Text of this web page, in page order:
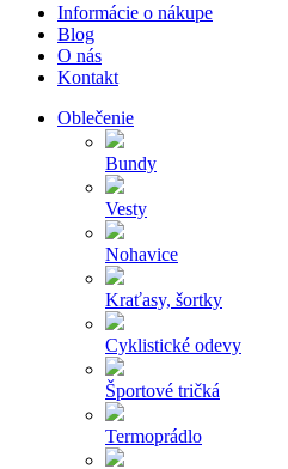
Informácie o nákupe
Blog
O nás
Kontakt
Oblečenie
Bundy
Vesty
Nohavice
Kraťasy, šortky
Cyklistické odevy
Športové tričká
Termoprádlo